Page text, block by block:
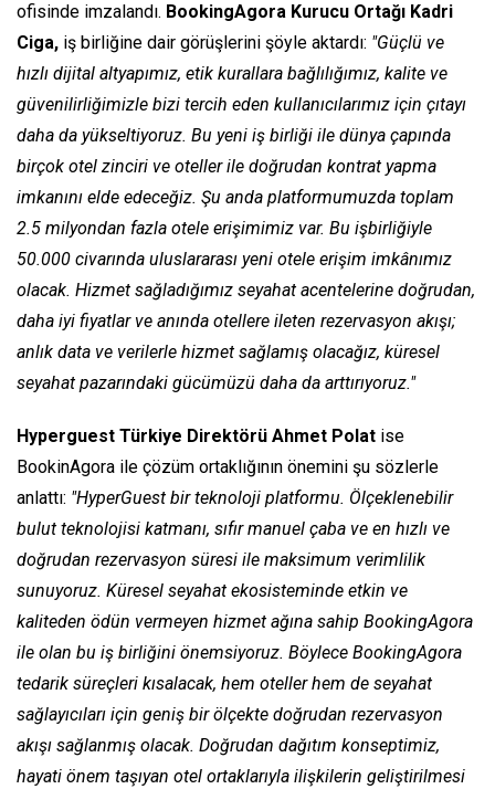
ofisinde imzalandı. BookingAgora Kurucu Ortağı Kadri
Ciga, iş birliğine dair görüşlerini şöyle aktardı: "Güçlü ve
hızlı dijital altyapımız, etik kurallara bağlılığımız, kalite ve
güvenilirliğimizle bizi tercih eden kullanıcılarımız için çıtayı
daha da yükseltiyoruz. Bu yeni iş birliği ile dünya çapında
birçok otel zinciri ve oteller ile doğrudan kontrat yapma
imkanını elde edeceğiz. Şu anda platformumuzda toplam
2.5 milyondan fazla otele erişimimiz var. Bu işbirliğiyle
50.000 civarında uluslararası yeni otele erişim imkânımız
olacak. Hizmet sağladığımız seyahat acentelerine doğrudan,
daha iyi fiyatlar ve anında otellere ileten rezervasyon akışı;
anlık data ve verilerle hizmet sağlamış olacağız, küresel
seyahat pazarındaki gücümüzü daha da arttırıyoruz."
Hyperguest Türkiye Direktörü Ahmet Polat ise
BookinAgora ile çözüm ortaklığının önemini şu sözlerle
anlattı: "HyperGuest bir teknoloji platformu. Ölçeklenebilir
bulut teknolojisi katmanı, sıfır manuel çaba ve en hızlı ve
doğrudan rezervasyon süresi ile maksimum verimlilik
sunuyoruz. Küresel seyahat ekosisteminde etkin ve
kaliteden ödün vermeyen hizmet ağına sahip BookingAgora
ile olan bu iş birliğini önemsiyoruz. Böylece BookingAgora
tedarik süreçleri kısalacak, hem oteller hem de seyahat
sağlayıcıları için geniş bir ölçekte doğrudan rezervasyon
akışı sağlanmış olacak. Doğrudan dağıtım konseptimiz,
hayati önem taşıyan otel ortaklarıyla ilişkilerin geliştirilmesi